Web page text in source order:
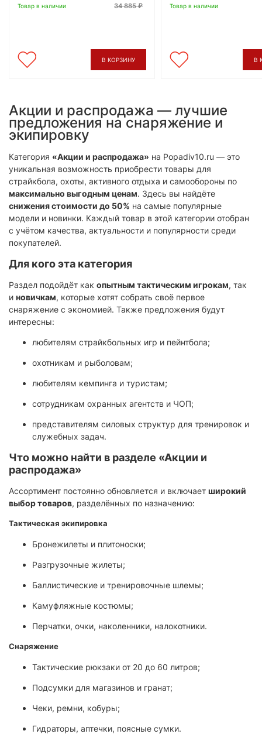
Товар в наличии 34 885
В КОРЗИНУ
Товар в наличии
В
Акции и распродажа — лучшие
предложения на снаряжение и
экипировку
Категория «Акции и распродажа» на Popadiv10.ru — это
уникальная возможность приобрести товары для
страйкбола, охоты, активного отдыха и самообороны по
максимально выгодным ценам. Здесь вы найдёте
снижения стоимости до 50% на самые популярные
модели и новинки. Каждый товар в этой категории отобран
с учётом качества, актуальности и популярности среди
покупателей.
Для кого эта категория
Раздел подойдёт как опытным тактическим игрокам, так
и новичкам, которые хотят собрать своё первое
снаряжение с экономией. Также предложения будут
интересны:
любителям страйкбольных игр и пейнтбола;
охотникам и рыболовам;
любителям кемпинга и туристам;
сотрудникам охранных агентств и ЧОП;
представителям силовых структур для тренировок и
служебных задач.
Что можно найти в разделе «Акции и
распродажа»
Ассортимент постоянно обновляется и включает широкий
выбор товаров, разделённых по назначению:
Тактическая экипировка
Бронежилеты и плитоноски;
Разгрузочные жилеты;
Баллистические и тренировочные шлемы;
Камуфляжные костюмы;
Перчатки, очки, наколенники, налокотники.
Снаряжение
Тактические рюкзаки от 20 до 60 литров;
Подсумки для магазинов и гранат;
Чеки, ремни, кобуры;
Гидраторы, аптечки, поясные сумки.